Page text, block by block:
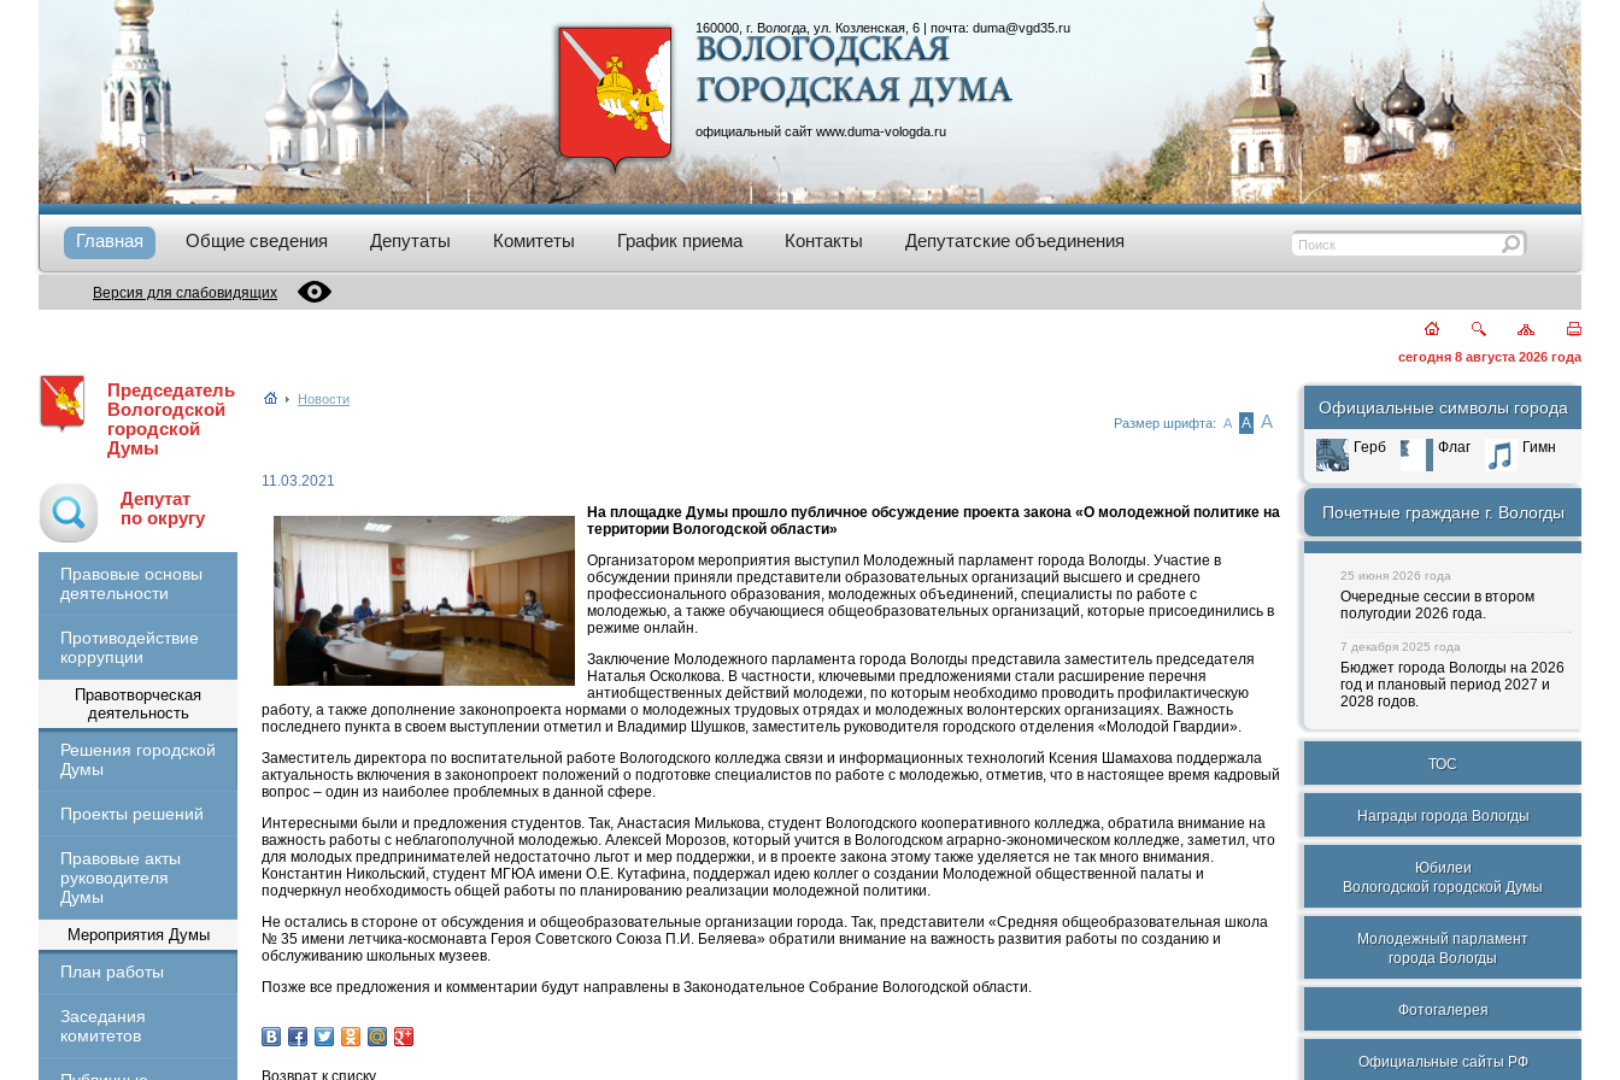
160000, г. Вологда, ул. Козленская, 6 | почта: duma@vgd35.ru
официальный сайт www.duma-vologda.ru
Главная Общие сведения Депутаты Комитеты График приема Контакты Депутатские объединения
Версия для слабовидящих
сегодня 8 августа 2026 года
Председатель
Вологодской
городской
Думы
Депутат
по округу
Правовые основы
деятельности
Противодействие
коррупции
Правотворческая
деятельность
Решения городской
Думы
Проекты решений
Правовые акты
руководителя
Думы
Мероприятия Думы
План работы
Заседания
комитетов
Новости
Размер шрифта: А А А
11.03.2021
На площадке Думы прошло публичное обсуждение проекта закона «О молодежной политике на
территории Вологодской области»
Организатором мероприятия выступил Молодежный парламент города Вологды. Участие в
обсуждении приняли представители образовательных организаций высшего и среднего
профессионального образования, молодежных объединений, специалисты по работе с
молодежью, а также обучающиеся общеобразовательных организаций, которые присоединились в
режиме онлайн.
Заключение Молодежного парламента города Вологды представила заместитель председателя
Наталья Осколкова. В частности, ключевыми предложениями стали расширение перечня
антиобщественных действий молодежи, по которым необходимо проводить профилактическую
работу, а также дополнение законопроекта нормами о молодежных трудовых отрядах и молодежных волонтерских организациях. Важность
последнего пункта в своем выступлении отметил и Владимир Шушков, заместитель руководителя городского отделения «Молодой Гвардии».
Заместитель директора по воспитательной работе Вологодского колледжа связи и информационных технологий Ксения Шамахова поддержала
актуальность включения в законопроект положений о подготовке специалистов по работе с молодежью, отметив, что в настоящее время кадровый
вопрос – один из наиболее проблемных в данной сфере.
Интересными были и предложения студентов. Так, Анастасия Милькова, студент Вологодского кооперативного колледжа, обратила внимание на
важность работы с неблагополучной молодежью. Алексей Морозов, который учится в Вологодском аграрно-экономическом колледже, заметил, что
для молодых предпринимателей недостаточно льгот и мер поддержки, и в проекте закона этому также уделяется не так много внимания.
Константин Никольский, студент МГЮА имени О.Е. Кутафина, поддержал идею коллег о создании Молодежной общественной палаты и
подчеркнул необходимость общей работы по планированию реализации молодежной политики.
Не остались в стороне от обсуждения и общеобразовательные организации города. Так, представители «Средняя общеобразовательная школа
№ 35 имени летчика-космонавта Героя Советского Союза П.И. Беляева» обратили внимание на важность развития работы по созданию и
обслуживанию школьных музеев.
Позже все предложения и комментарии будут направлены в Законодательное Собрание Вологодской области.
Возврат к списку
Официальные символы города
Герб Флаг Гимн
Почетные граждане г. Вологды
25 июня 2026 года
Очередные сессии в втором
полугодии 2026 года.
7 декабря 2025 года
Бюджет города Вологды на 2026
год и плановый период 2027 и
2028 годов.
ТОС
Награды города Вологды
Юбилеи
Вологодской городской Думы
Молодежный парламент
города Вологды
Фотогалерея
Официальные сайты РФ